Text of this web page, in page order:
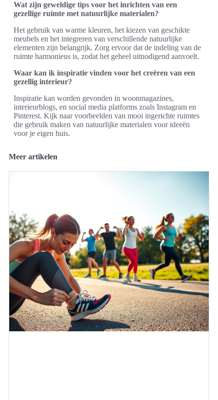
Wat zijn geweldige tips voor het inrichten van een
gezellige ruimte met natuurlijke materialen?
Het gebruik van warme kleuren, het kiezen van geschikte
meubels en het integreren van verschillende natuurlijke
elementen zijn belangrijk. Zorg ervoor dat de indeling van de
ruimte harmonieus is, zodat het geheel uitnodigend aanvoelt.
Waar kan ik inspiratie vinden voor het creëren van een
gezellig interieur?
Inspiratie kan worden gevonden in woonmagazines,
interieurblogs, en social media platforms zoals Instagram en
Pinterest. Kijk naar voorbeelden van mooi ingerichte ruimtes
die gebruik maken van natuurlijke materialen voor ideeën
voor je eigen huis.
Meer artikelen